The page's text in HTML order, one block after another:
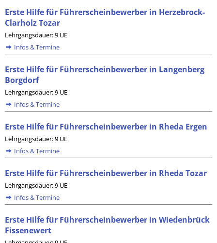
Erste Hilfe für Führerscheinbewerber in Herzebrock-
Clarholz Tozar
Lehrgangsdauer: 9 UE
Infos & Termine
Erste Hilfe für Führerscheinbewerber in Langenberg
Borgdorf
Lehrgangsdauer: 9 UE
Infos & Termine
Erste Hilfe für Führerscheinbewerber in Rheda Ergen
Lehrgangsdauer: 9 UE
Infos & Termine
Erste Hilfe für Führerscheinbewerber in Rheda Tozar
Lehrgangsdauer: 9 UE
Infos & Termine
Erste Hilfe für Führerscheinbewerber in Wiedenbrück
Fissenewert